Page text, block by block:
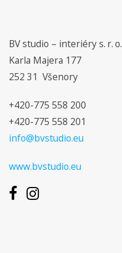
BV studio – interiéry s. r. o.
Karla Majera 177
252 31 Všenory
+420-775 558 200
+420-775 558 201
info@bvstudio.eu
www.bvstudio.eu